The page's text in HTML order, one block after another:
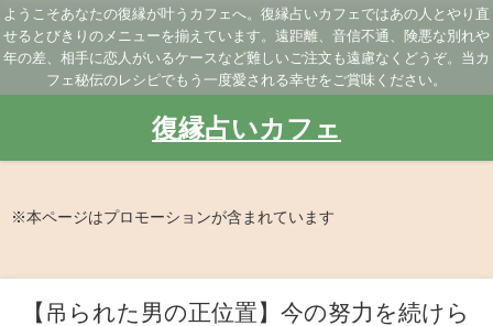
ようこそあなたの復縁が叶うカフェへ。復縁占いカフェではあの人とやり直
せるとびきりのメニューを揃えています。遠距離、音信不通、険悪な別れや
年の差、相手に恋人がいるケースなど難しいご注文も遠慮なくどうぞ。当カ
フェ秘伝のレシピでもう一度愛される幸せをご賞味ください。
復縁占いカフェ
※本ページはプロモーションが含まれています
【吊られた男の正位置】今の努力を続けら